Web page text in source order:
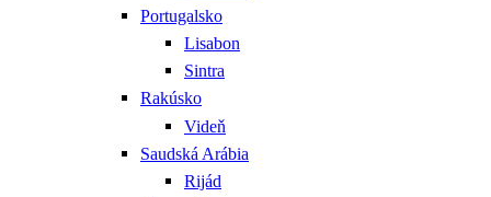
Portugalsko
Lisabon
Sintra
Rakúsko
Videň
Saudská Arábia
Rijád